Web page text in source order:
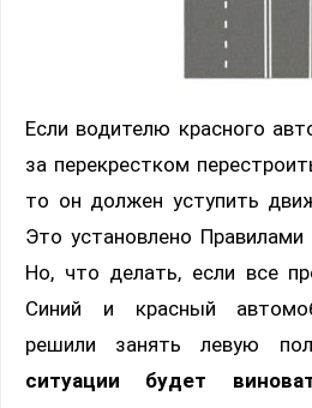
Если водителю красного
за перекрестком
то он должен уступить
Это установлено
Но, что делать, если все
Синий и красный
решили занять левую
ситуации будет